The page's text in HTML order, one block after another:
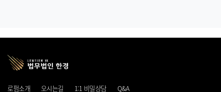
로펌소개 오시는길 1:1 비밀상담 Q&A